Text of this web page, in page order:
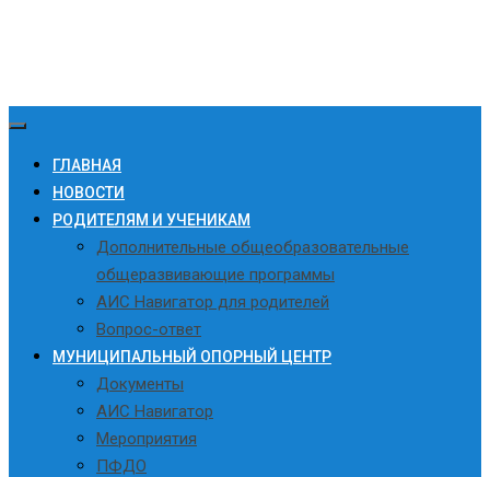
ГЛАВНАЯ
НОВОСТИ
РОДИТЕЛЯМ И УЧЕНИКАМ
Дополнительные общеобразовательные
общеразвивающие программы
АИС Навигатор для родителей
Вопрос-ответ
МУНИЦИПАЛЬНЫЙ ОПОРНЫЙ ЦЕНТР
Документы
АИС Навигатор
Мероприятия
ПФДО